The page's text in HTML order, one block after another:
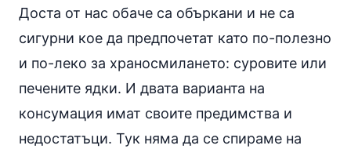
Доста от нас обаче са объркани и не са
сигурни кое да предпочетат като по-полезно
и по-леко за храносмилането: суровите или
печените ядки. И двата варианта на
консумация имат своите предимства и
недостатъци. Тук няма да се спираме на